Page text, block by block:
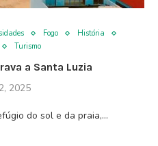
Fogo
História
Turismo
a Santa Luzia
2025
do sol e da praia,…